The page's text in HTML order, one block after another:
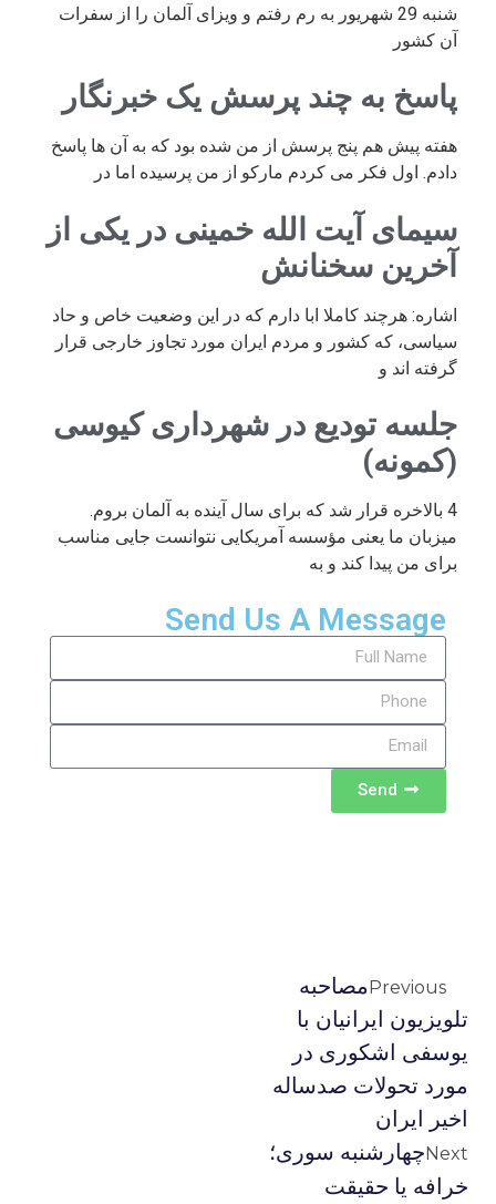
شنبه 29 شهریور به رم رفتم و ویزای آلمان را از سفرات
آن کشور
پاسخ به چند پرسش یک خبرنگار
هفته پیش هم پنج پرسش از من شده بود که به آن ها پاسخ
دادم. اول فکر می کردم مارکو از من پرسیده اما در
سیمای آیت الله خمینی در یکی از
آخرین سخنانش
اشاره: هرچند کاملا ابا دارم که در این وضعیت خاص و حاد
سیاسی، که کشور و مردم ایران مورد تجاوز خارجی قرار
گرفته اند و
جلسه تودیع در شهرداری کیوسی
(کمونه)
4 بالاخره قرار شد که برای سال آینده به آلمان بروم.
میزبان ما یعنی مؤسسه آمریکایی نتوانست جایی مناسب
برای من پیدا کند و به
Send Us A Message
Send
Previousمصاحبه
تلويزيون ايرانيان با
يوسفى اشكورى در
مورد تحولات صدساله
اخير ايران
Nextچهارشنبه سوری؛
خرافه یا حقیقت